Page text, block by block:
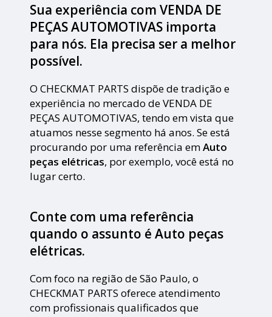
Sua experiência com VENDA DE
PEÇAS AUTOMOTIVAS importa
para nós. Ela precisa ser a melhor
possível.
O CHECKMAT PARTS dispõe de tradição e
experiência no mercado de VENDA DE
PEÇAS AUTOMOTIVAS, tendo em vista que
atuamos nesse segmento há anos. Se está
procurando por uma referência emAuto
peças elétricas, por exemplo, você está no
lugar certo.
Conte com uma referência
quando o assunto éAuto peças
elétricas.
Com foco na região de São Paulo, o
CHECKMAT PARTS oferece atendimento
com profissionais qualificados que